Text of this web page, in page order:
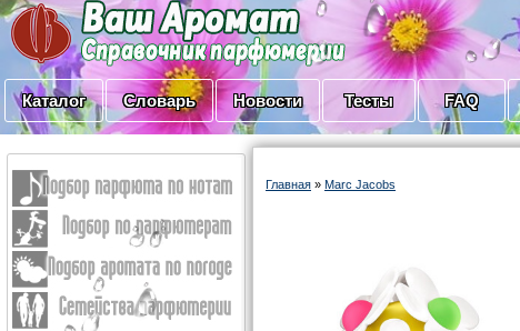
Каталог Словарь Новости Тесты FAQ
Главная » Marc Jacobs